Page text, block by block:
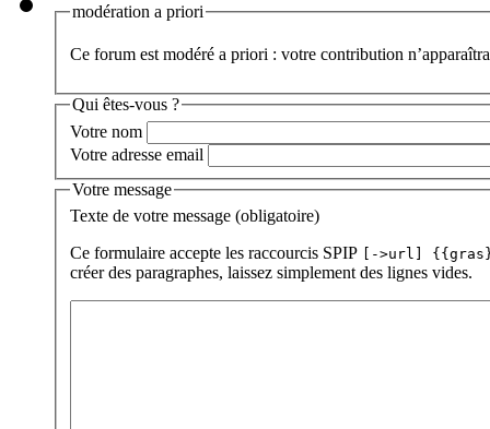
modération a priori
Ce forum est modéré a priori : votre contribution
Qui êtes-vous ?
Votre nom
Votre adresse email
Votre message
Texte de votre message (obligatoire)
Ce formulaire accepte les raccourcis SPIP [->url]
créer des paragraphes, laissez simplement des lignes vides.